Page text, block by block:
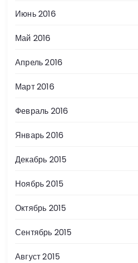
Июнь 2016
Май 2016
Апрель 2016
Март 2016
Февраль 2016
Январь 2016
Декабрь 2015
Ноябрь 2015
Октябрь 2015
Сентябрь 2015
Август 2015